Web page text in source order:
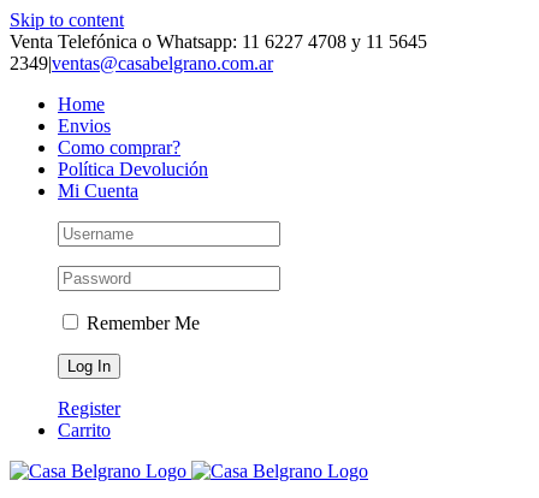
Skip to content
Venta Telefónica o Whatsapp: 11 6227 4708 y 11 5645
2349|ventas@casabelgrano.com.ar
Home
Envios
Como comprar?
Política Devolución
Mi Cuenta
Remember Me
Register
Carrito